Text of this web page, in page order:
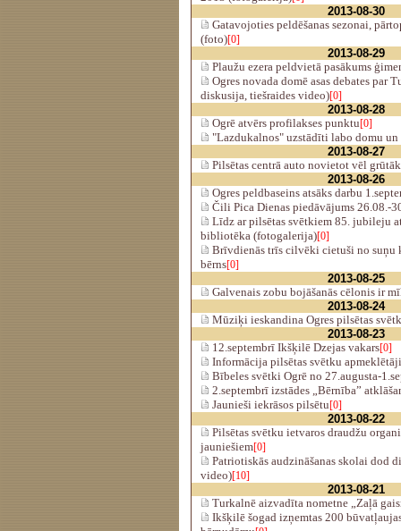
2013-08-30
Gatavojoties peldēšanas sezonai,
(foto)[0]
2013-08-29
Plaužu ezera peldvietā pasākums
Ogres novada domē asas debates par
diskusija, tiešraides video)[0]
2013-08-28
Ogrē atvērs profilakses punktu[0]
"Lazdukalnos" uzstādīti labo domu
2013-08-27
Pilsētas centrā auto novietot vēl
2013-08-26
Ogres peldbaseins atsāks darbu
Čili Pica Dienas piedāvājums 26.08.-
Līdz ar pilsētas svētkiem 85. jubileju
bibliotēka (fotogalerija)[0]
Brīvdienās trīs cilvēki cietuši no suņu
bērns[0]
2013-08-25
Galvenais zobu bojāšanās cēlonis ir
2013-08-24
Mūziķi ieskandina Ogres pilsētas
2013-08-23
12.septembrī Ikšķilē Dzejas vakars[0]
Informācija pilsētas svētku
Bībeles svētki Ogrē no 27.augusta-
2.septembrī izstādes „Bērnība”
Jaunieši iekrāsos pilsētu[0]
2013-08-22
Pilsētas svētku ietvaros draudžu
jauniešiem[0]
Patriotiskās audzināšanas skolai dod
video)[10]
2013-08-21
Turkalnē aizvadīta nometne „Zaļā
Ikšķilē šogad izņemtas 200